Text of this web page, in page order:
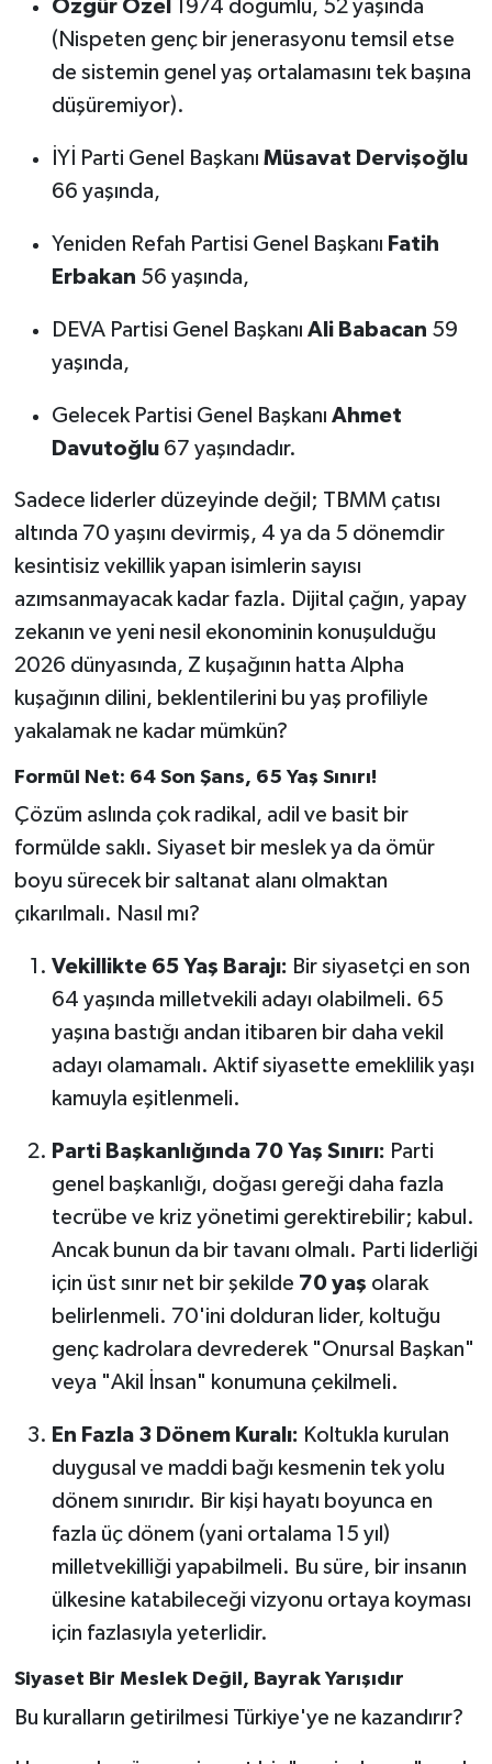
Özgür Özel 1974 doğumlu, 52 yaşında
(Nispeten genç bir jenerasyonu temsil etse
de sistemin genel yaş ortalamasını tek başına
düşüremiyor).
İYİ Parti Genel Başkanı Müsavat Dervişoğlu
66 yaşında,
Yeniden Refah Partisi Genel Başkanı Fatih
Erbakan 56 yaşında,
DEVA Partisi Genel Başkanı Ali Babacan 59
yaşında,
Gelecek Partisi Genel Başkanı Ahmet
Davutoğlu67 yaşındadır.
Sadece liderler düzeyinde değil; TBMM çatısı
altında 70 yaşını devirmiş, 4 ya da 5 dönemdir
kesintisiz vekillik yapan isimlerin sayısı
azımsanmayacak kadar fazla. Dijital çağın, yapay
zekanın ve yeni nesil ekonominin konuşulduğu
2026 dünyasında, Z kuşağının hatta Alpha
kuşağının dilini, beklentilerini bu yaş profiliyle
yakalamak ne kadar mümkün?
Formül Net: 64 Son Şans, 65 Yaş Sınırı!
Çözüm aslında çok radikal, adil ve basit bir
formülde saklı. Siyaset bir meslek ya da ömür
boyu sürecek bir saltanat alanı olmaktan
çıkarılmalı. Nasıl mı?
Vekillikte 65 Yaş Barajı: Bir siyasetçi en son
64 yaşında milletvekili adayı olabilmeli. 65
yaşına bastığı andan itibaren bir daha vekil
adayı olamamalı. Aktif siyasette emeklilik yaşı
kamuyla eşitlenmeli.
Parti Başkanlığında 70 Yaş Sınırı: Parti
genel başkanlığı, doğası gereği daha fazla
tecrübe ve kriz yönetimi gerektirebilir; kabul.
Ancak bunun da bir tavanı olmalı. Parti liderliği
için üst sınır net bir şekilde 70 yaş olarak
belirlenmeli. 70'ini dolduran lider, koltuğu
genç kadrolara devrederek "Onursal Başkan"
veya "Akil İnsan" konumuna çekilmeli.
En Fazla 3 Dönem Kuralı: Koltukla kurulan
duygusal ve maddi bağı kesmenin tek yolu
dönem sınırıdır. Bir kişi hayatı boyunca en
fazla üç dönem (yani ortalama 15 yıl)
milletvekilliği yapabilmeli. Bu süre, bir insanın
ülkesine katabileceği vizyonu ortaya koyması
için fazlasıyla yeterlidir.
Siyaset Bir Meslek Değil, Bayrak Yarışıdır
Bu kuralların getirilmesi Türkiye'ye ne kazandırır?